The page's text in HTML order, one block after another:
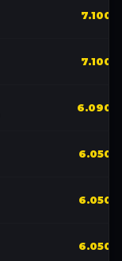
7.100
7.100
6.090
6.050
6.050
6.050